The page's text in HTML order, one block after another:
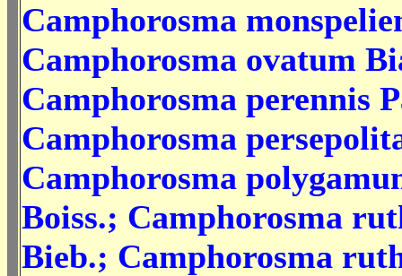
Camphorosma
Camphorosma ovatum
Camphorosma perennis
Camphorosma
Camphorosma
Boiss.; Camphorosma
Bieb.; Camphorosma